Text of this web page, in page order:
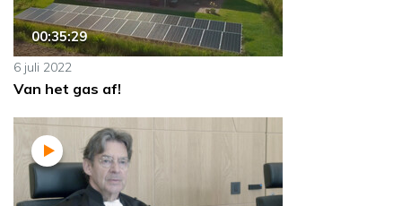
00:35:29
6 juli 2022
Van het gas af!